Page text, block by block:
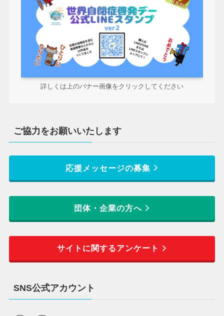
詳しくは上のバナー画像をクリックしてください
ご協力をお願いいたします
応援メッセージの募集
団体・企業の方へ
サイトに関するアンケート
SNS公式アカウント